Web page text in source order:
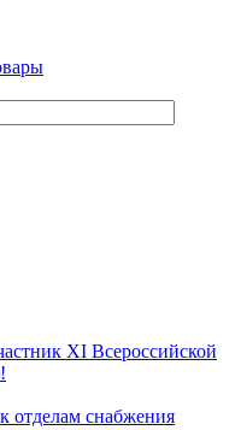
XI Всероссийской
отделам снабжения